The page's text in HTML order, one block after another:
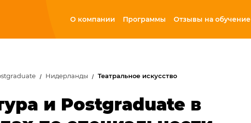
О компании Программы Отзывы на обучение
Нидерланды Театральное искусство
и Postgraduate в